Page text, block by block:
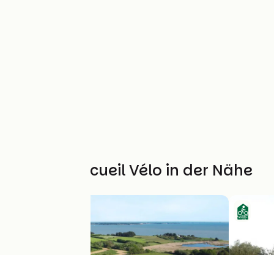
Weitere Accueil Vélo in der Nähe